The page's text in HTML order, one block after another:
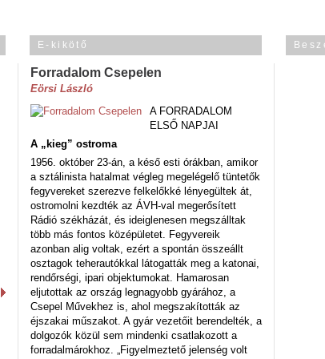
E-kikötő
Forradalom Csepelen
Eörsi László
A FORRADALOM
ELSŐ NAPJAI
A „kieg” ostroma
1956. október 23-án, a késő esti órákban, amikor
a sztálinista hatalmat végleg megelégelő tüntetők
fegyvereket szerezve felkelőkké lényegültek át,
ostromolni kezdték az ÁVH-val megerősített
Rádió székházát, és ideiglenesen megszálltak
több más fontos középületet. Fegyvereik
azonban alig voltak, ezért a spontán összeállt
osztagok teherautókkal látogatták meg a katonai,
rendőrségi, ipari objektumokat. Hamarosan
eljutottak az ország legnagyobb gyárához, a
Csepel Művekhez is, ahol megszakították az
éjszakai műszakot. A gyár vezetőit berendelték, a
dolgozók közül sem mindenki csatlakozott a
forradalmárokhoz. „Figyelmeztető jelenség volt